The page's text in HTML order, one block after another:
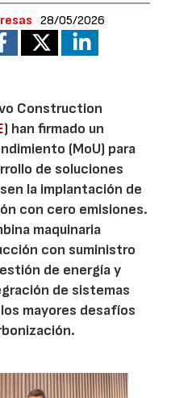
28/05/2026
Construction
) han firmado un
(MoU) para
de soluciones
la implantación de
con cero emisiones.
maquinaria
con suministro
de energía y
de sistemas
mayores desafíos